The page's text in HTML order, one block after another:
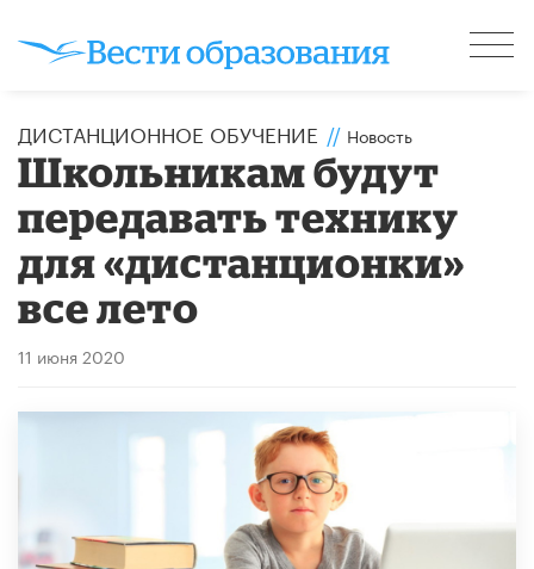
ДИСТАНЦИОННОЕ ОБУЧЕНИЕ // Новость
Школьникам будут
передавать технику
для «дистанционки»
все лето
11 июня 2020